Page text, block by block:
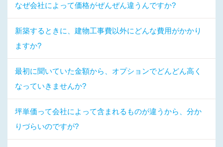
なぜ会社によって価格がぜんぜん違うんですか?
新築するときに、建物工事費以外にどんな費用がかかり
ますか?
最初に聞いていた金額から、オプションでどんどん高く
なっていきませんか?
坪単価って会社によって含まれるものが違うから、分か
りづらいのですが?